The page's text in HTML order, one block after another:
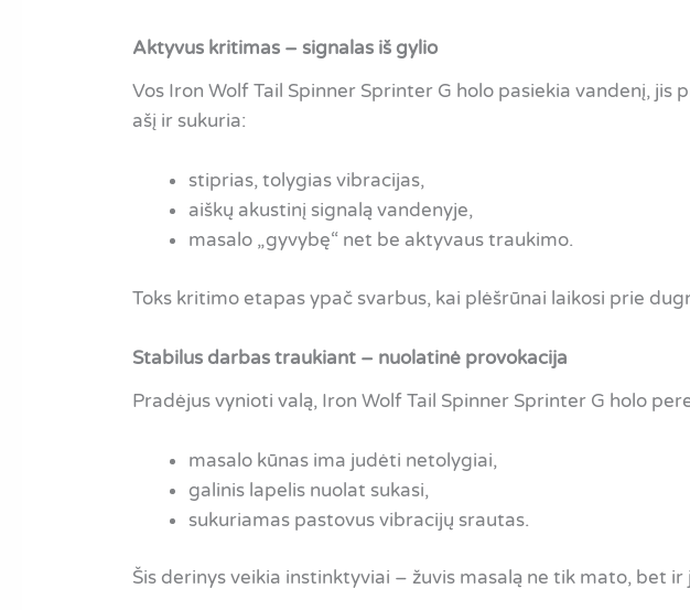
Aktyvus kritimas – signalas iš gylio
Vos Iron Wolf Tail Spinner Sprinter G holo pasiekia vandenį,
ašį ir sukuria:
stiprias, tolygias vibracijas,
aiškų akustinį signalą vandenyje,
masalo „gyvybę“ net be aktyvaus traukimo.
Toks kritimo etapas ypač svarbus, kai plėšrūnai laikosi prie
Stabilus darbas traukiant – nuolatinė provokacija
Pradėjus vynioti valą, Iron Wolf Tail Spinner Sprinter G holo
masalo kūnas ima judėti netolygiai,
galinis lapelis nuolat sukasi,
sukuriamas pastovus vibracijų srautas.
Šis derinys veikia instinktyviai – žuvis masalą ne tik mato, bet